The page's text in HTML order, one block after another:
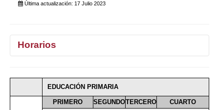
Última actualización: 17 Julio 2023
Horarios
Selecciona curso
EDUCACIÓN PRIMARIA
PRIMERO SEGUNDOTERCERO
CUARTO